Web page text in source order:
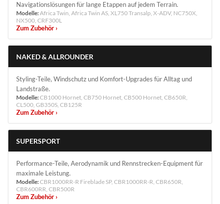
Navigationslösungen für lange Etappen auf jedem Terrain.
Modelle:Africa Twin, Africa Twin AS, XL750 Transalp, X-ADV, NC750X,
NX500, CRF300L
Zum Zubehör ›
NAKED & ALLROUNDER
Styling-Teile, Windschutz und Komfort-Upgrades für Alltag und
Landstraße.
Modelle:CB1000 Hornet, CB750 Hornet, CB500 Hornet, CB650R,
CL500, GB350S, CB125R
Zum Zubehör ›
SUPERSPORT
Performance-Teile, Aerodynamik und Rennstrecken-Equipment für
maximale Leistung.
Modelle:CBR1000RR-R Fireblade SP, CBR1000RR-R, CBR650R,
CBR600RR, CBR500R
Zum Zubehör ›